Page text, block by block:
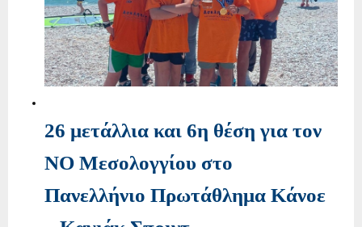
26 μετάλλια και 6η θέση για τον
ΝΟ Μεσολογγίου στο
Πανελλήνιο Πρωτάθλημα Κάνοε